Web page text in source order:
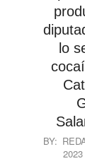
lo
2023-
BY:
2023